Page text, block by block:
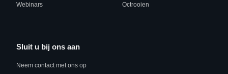
Webinars Octrooien
Sluit u bij ons aan
Neem contact met ons op